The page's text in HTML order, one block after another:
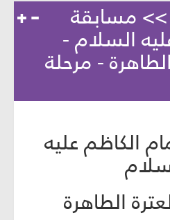
>> مسابقة
السلام -
- مرحلة
الكاظم عليه
الطاهرة